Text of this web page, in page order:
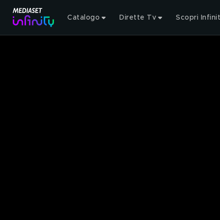
Catalogo Dirette Tv Scopri